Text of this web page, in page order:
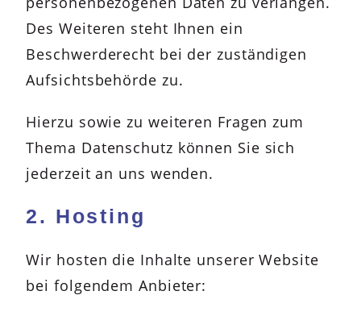
Des Weiteren steht Ihnen ein
Beschwerderecht bei der zuständigen
Aufsichtsbehörde zu.
Hierzu sowie zu weiteren Fragen zum
Thema Datenschutz können Sie sich
jederzeit an uns wenden.
2. Hosting
Wir hosten die Inhalte unserer Website
bei folgendem Anbieter: